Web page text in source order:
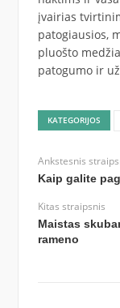
įvairias
patogiausios,
pluošto
patogumo ir
KATEGORIJOS
Ankstesnis
Kaip galite
Kitas straipsnis
Maistas
rameno